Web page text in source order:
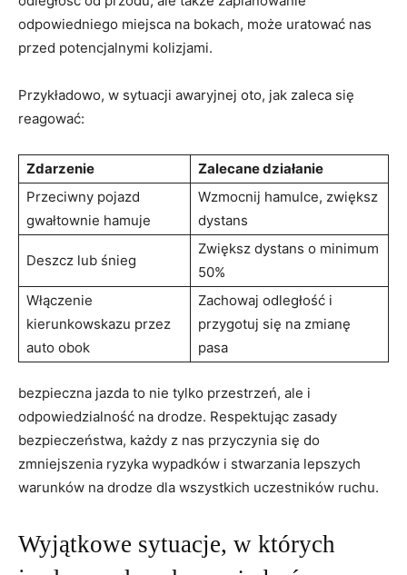
odpowiedniego miejsca na bokach, może uratować nas
przed potencjalnymi kolizjami.
Przykładowo, w sytuacji awaryjnej oto, jak zaleca się
reagować:
Zdarzenie
Zalecane działanie
Przeciwny pojazd
gwałtownie hamuje
Wzmocnij hamulce, zwiększ
dystans
Deszcz lub śnieg
Zwiększ dystans o minimum
50%
Włączenie
kierunkowskazu przez
auto obok
Zachowaj odległość i
przygotuj się na zmianę
pasa
bezpieczna jazda to nie tylko przestrzeń, ale i
odpowiedzialność na drodze. Respektując zasady
bezpieczeństwa, każdy z nas przyczynia się do
zmniejszenia ryzyka wypadków i stwarzania lepszych
warunków na drodze dla wszystkich uczestników ruchu.
Wyjątkowe sytuacje, w których